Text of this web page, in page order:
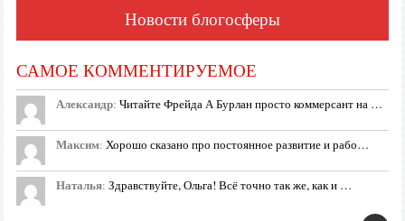
Новости блогосферы
САМОЕ КОММЕНТИРУЕМОЕ
Александр: Читайте Фрейда А Бурлан просто коммерсант на …
Максим: Хорошо сказано про постоянное развитие и рабо…
Наталья: Здравствуйте, Ольга! Всё точно так же, как и …